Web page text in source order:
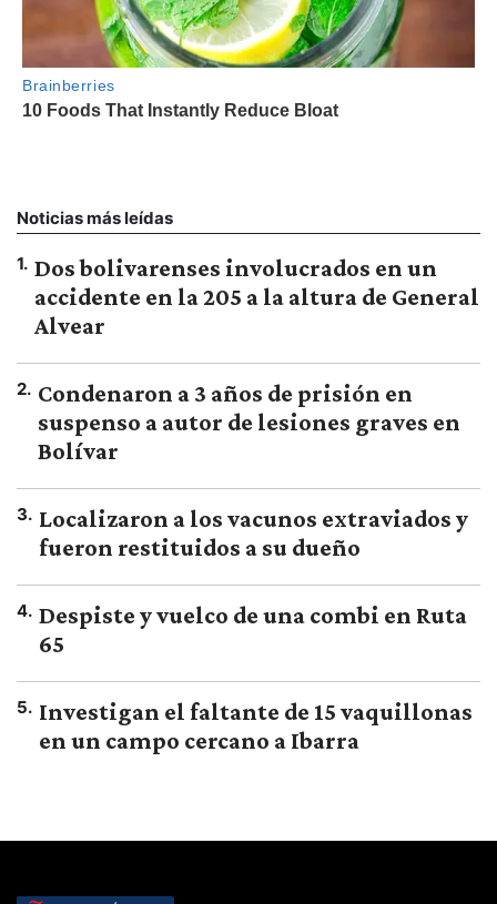
Noticias más leídas
1. Dos bolivarenses involucrados en un
accidente en la 205 a la altura de General
Alvear
2. Condenaron a 3 años de prisión en
suspenso a autor de lesiones graves en
Bolívar
3. Localizaron a los vacunos extraviados y
fueron restituidos a su dueño
4. Despiste y vuelco de una combi en Ruta
65
5. Investigan el faltante de 15 vaquillonas
en un campo cercano a Ibarra